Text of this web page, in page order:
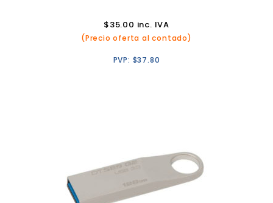
$35.00 inc. IVA
(Precio oferta al contado)
PVP: $37.80